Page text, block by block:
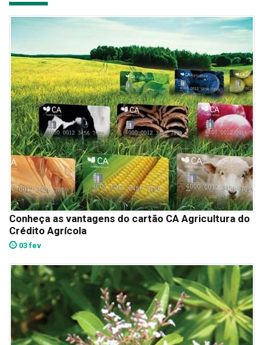
Conheça as vantagens do cartão CA Agricultura do
Crédito Agrícola
03 fev